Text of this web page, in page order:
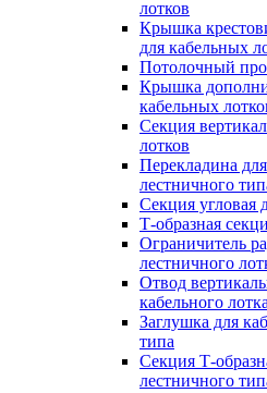
лотков
Крышка
для кабельных
Потолочный
Крышка
кабельных
Секция
лотков
Перекладина
лестничного
Секция угловая
Т-образная
Ограничитель
лестничного
Отвод
кабельного лотка
Заглушка для
типа
Секция Т-
лестничного